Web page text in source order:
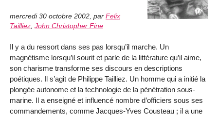
mercredi 30 octobre 2002 par Felix
Tailliez John Christopher Fine
Il y a du ressort dans ses pas lorsqu’il marche. Un
magnétisme lorsqu’il sourit et parle de la littérature qu’il aime,
son charisme transforme ses discours en descriptions
poétiques. Il s’agit de Philippe Tailliez. Un homme qui a initié la
plongée autonome et la technologie de la pénétration sous-
marine. Il a enseigné et influencé nombre d’officiers sous ses
commandements, comme Jacques-Yves Cousteau ; il a une